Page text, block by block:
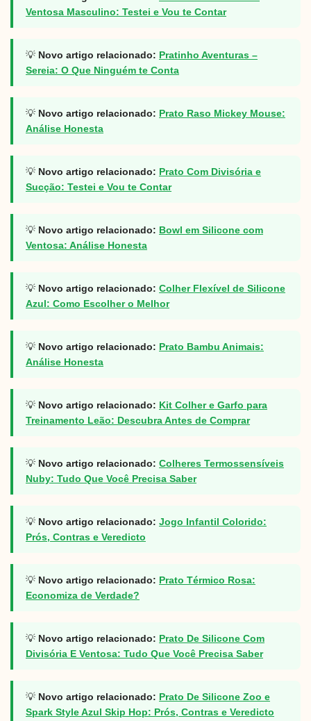
Ventosa Masculino: Testei e Vou te Contar
💡 Novo artigo relacionado: Pratinho Aventuras –
Sereia: O Que Ninguém te Conta
💡 Novo artigo relacionado: Prato Raso Mickey Mouse:
Análise Honesta
💡 Novo artigo relacionado: Prato Com Divisória e
Sucção: Testei e Vou te Contar
💡 Novo artigo relacionado: Bowl em Silicone com
Ventosa: Análise Honesta
💡 Novo artigo relacionado: Colher Flexível de Silicone
Azul: Como Escolher o Melhor
💡 Novo artigo relacionado: Prato Bambu Animais:
Análise Honesta
💡 Novo artigo relacionado: Kit Colher e Garfo para
Treinamento Leão: Descubra Antes de Comprar
💡 Novo artigo relacionado: Colheres Termossensíveis
Nuby: Tudo Que Você Precisa Saber
💡 Novo artigo relacionado: Jogo Infantil Colorido:
Prós, Contras e Veredicto
💡 Novo artigo relacionado: Prato Térmico Rosa:
Economiza de Verdade?
💡 Novo artigo relacionado: Prato De Silicone Com
Divisória E Ventosa: Tudo Que Você Precisa Saber
💡 Novo artigo relacionado: Prato De Silicone Zoo e
Spark Style Azul Skip Hop: Prós, Contras e Veredicto